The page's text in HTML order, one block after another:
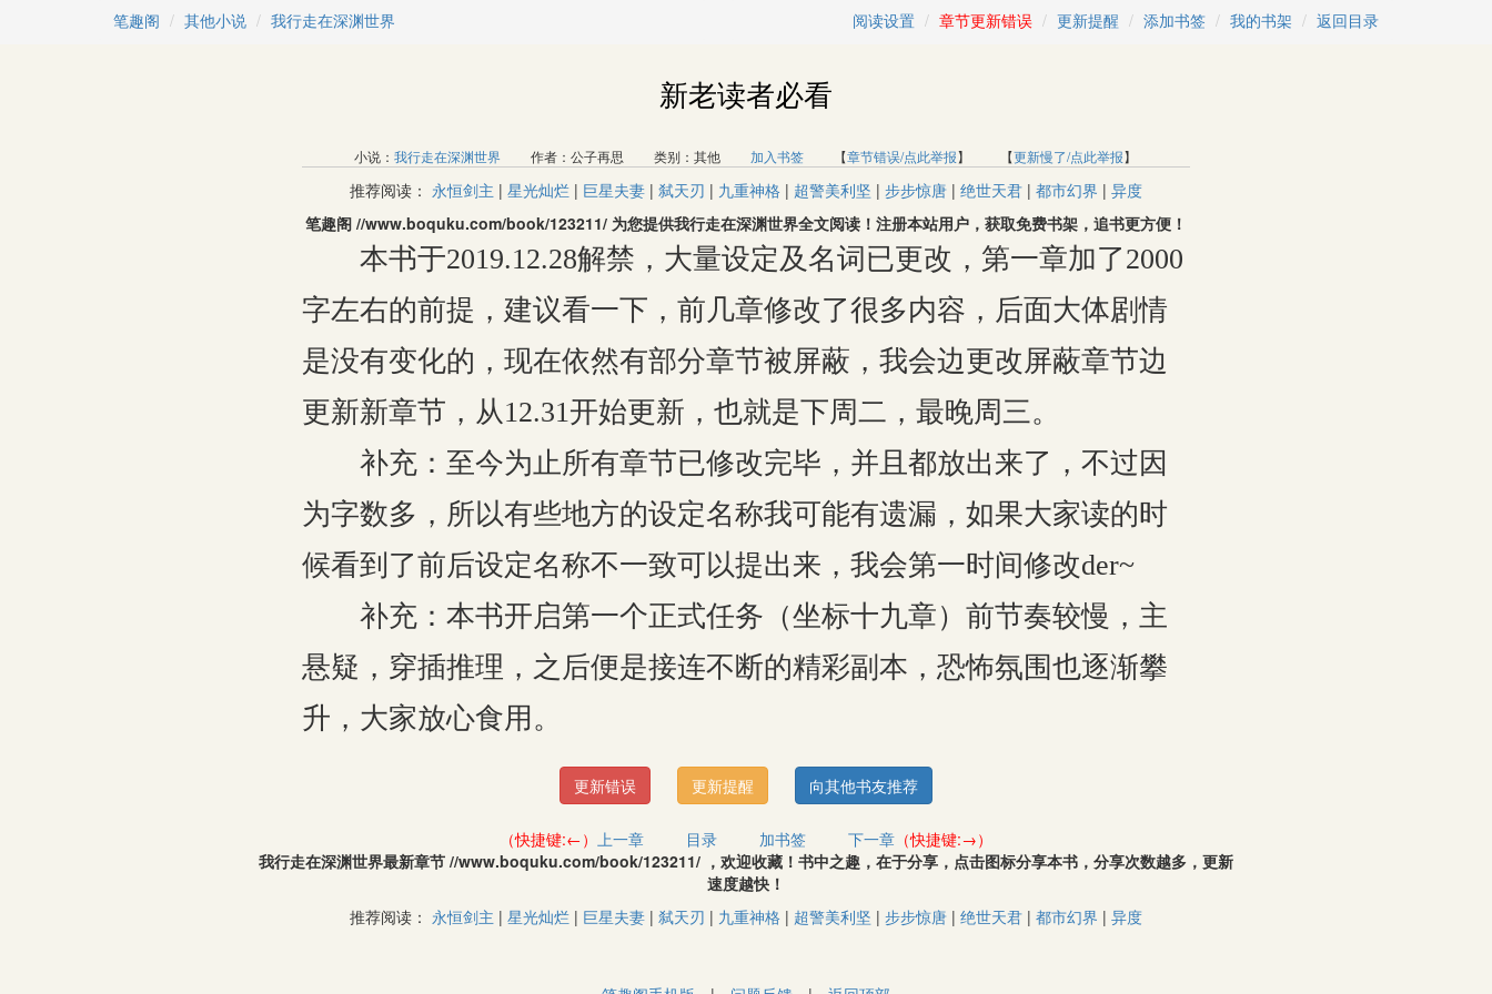
笔趣阁 其他小说 我行走在深渊世界 阅读设置 章节更新错误 更新提醒 添加书签 我的书架 返回目录
新老读者必看
小说：我行走在深渊世界 作者：公子再思 类别：其他加入书签 【章节错误/点此举报】 【更新慢了/点此举报】
推荐阅读： 永恒剑主 | 星光灿烂 | 巨星夫妻 | 弑天刃 | 九重神格 | 超警美利坚 | 步步惊唐 | 绝世天君 | 都市幻界 | 异度
笔趣阁 //www.boquku.com/book/123211/ 为您提供我行走在深渊世界全文阅读！注册本站用户，获取免费书架，追书更方便！
本书于2019.12.28解禁，大量设定及名词已更改，第一章加了2000
字左右的前提，建议看一下，前几章修改了很多内容，后面大体剧情
是没有变化的，现在依然有部分章节被屏蔽，我会边更改屏蔽章节边
更新新章节，从12.31开始更新，也就是下周二，最晚周三。
补充：至今为止所有章节已修改完毕，并且都放出来了，不过因
为字数多，所以有些地方的设定名称我可能有遗漏，如果大家读的时
候看到了前后设定名称不一致可以提出来，我会第一时间修改der~
补充：本书开启第一个正式任务（坐标十九章）前节奏较慢，主
悬疑，穿插推理，之后便是接连不断的精彩副本，恐怖氛围也逐渐攀
升，大家放心食用。
更新错误 更新提醒 向其他书友推荐
（快捷键:←） 上一章 目录 加书签 下一章 （快捷键:→）
我行走在深渊世界最新章节 //www.boquku.com/book/123211/ ，欢迎收藏！书中之趣，在于分享，点击图标分享本书，分享次数越多，更新
速度越快！
推荐阅读： 永恒剑主 | 星光灿烂 | 巨星夫妻 | 弑天刃 | 九重神格 | 超警美利坚 | 步步惊唐 | 绝世天君 | 都市幻界 | 异度